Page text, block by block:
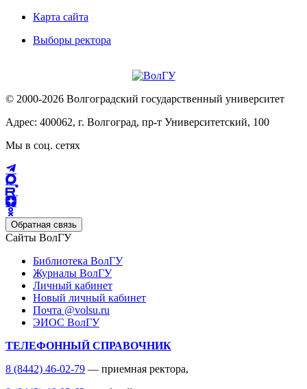
Карта сайта
Выборы ректора
© 2000-2026 Волгоградский государственный университет
Адрес: 400062, г. Волгоград, пр-т Университетский, 100
Мы в соц. сетях
Обратная связь
Сайты ВолГУ
Библиотека ВолГУ
Журналы ВолГУ
Личный кабинет
Новый личный кабинет
Почта @volsu.ru
ЭИОС ВолГУ
ТЕЛЕФОННЫЙ СПРАВОЧНИК
8 (8442) 46-02-79 — приемная ректора,